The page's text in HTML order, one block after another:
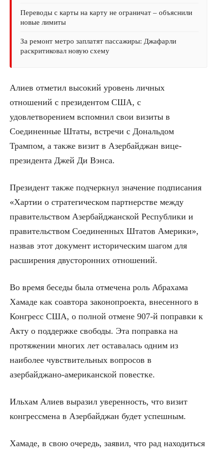
Переводы с карты на карту не ограничат – объяснили
новые лимиты
За ремонт метро заплатят пассажиры: Джафарли
раскритиковал новую схему
Алиев отметил высокий уровень личных
отношений с президентом США, с
удовлетворением вспомнил свои визиты в
Соединенные Штаты, встречи с Дональдом
Трампом, а также визит в Азербайджан вице-
президента Джей Ди Вэнса.
Президент также подчеркнул значение подписания
«Хартии о стратегическом партнерстве между
правительством Азербайджанской Республики и
правительством Соединенных Штатов Америки»,
назвав этот документ историческим шагом для
расширения двусторонних отношений.
Во время беседы была отмечена роль Абрахама
Хамаде как соавтора законопроекта, внесенного в
Конгресс США, о полной отмене 907-й поправки к
Акту о поддержке свободы. Эта поправка на
протяжении многих лет оставалась одним из
наиболее чувствительных вопросов в
азербайджано-американской повестке.
Ильхам Алиев выразил уверенность, что визит
конгрессмена в Азербайджан будет успешным.
Хамаде, в свою очередь, заявил, что рад находиться